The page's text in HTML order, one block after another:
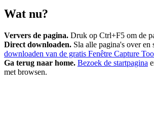
Wat nu?
Ververs de pagina. Druk op Ctrl+F5 om de
Direct downloaden. Sla alle pagina's over en
downloaden van de gratis Fenêtre Capture
Ga terug naar home. Bezoek de startpagina
met browsen.